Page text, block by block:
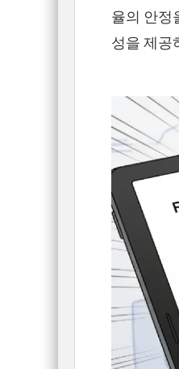
율의 안정
성을 제공